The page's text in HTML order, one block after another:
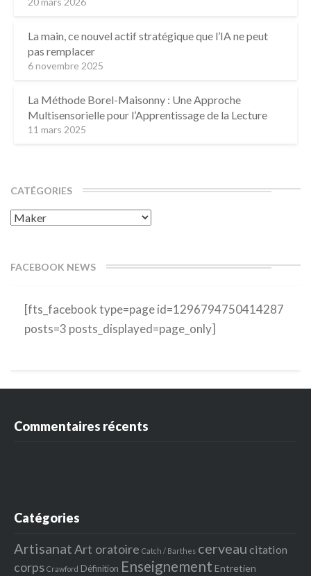
La main, ce nouvel actif stratégique que l’IA ne peut
pas remplacer
6 novembre 2025
La Méthode Borel-Maisonny : Une Approche
Multisensorielle pour l’Apprentissage de la Lecture
11 mars 2025
CATÉGORIES
Catégories
FACEBOOK NEWS
[fts_facebook type=page id=1296794750414287
posts=3 posts_displayed=page_only]
Commentaires récents
Catégories
ArtisanatArt oratoire Catch / Barthes cerveau citation
corps Crawford Définition Enseignement Entretien